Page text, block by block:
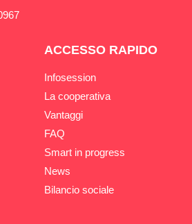
ACCESSO RAPIDO
Infosession
La cooperativa
Vantaggi
FAQ
Smart in progress
News
Bilancio sociale